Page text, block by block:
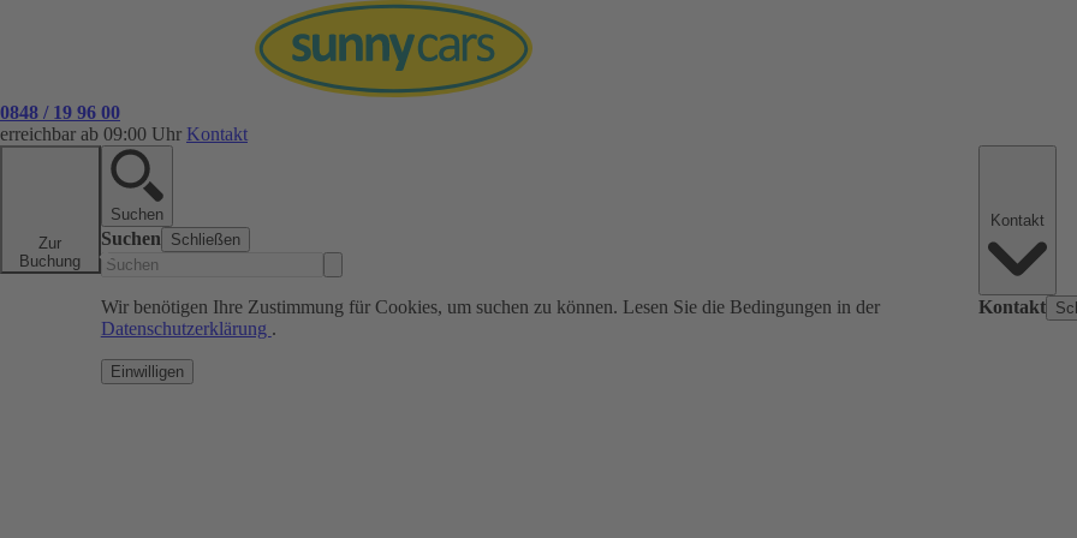
0848 / 19 96 00
erreichbar ab 09:00 Uhr Kontakt
Zur
Buchung
Suchen
Suchen Schließen
Wir benötigen Ihre Zustimmung für Cookies, um suchen zu können. Lesen Sie die Bedingungen in der
Datenschutzerklärung .
Einwilligen
Kontakt